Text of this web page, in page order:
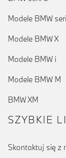
Modele BMW
Modele BMW X
Modele BMW i
Modele BMW M
BMW XM
SZYBKIE
Skontaktuj się z